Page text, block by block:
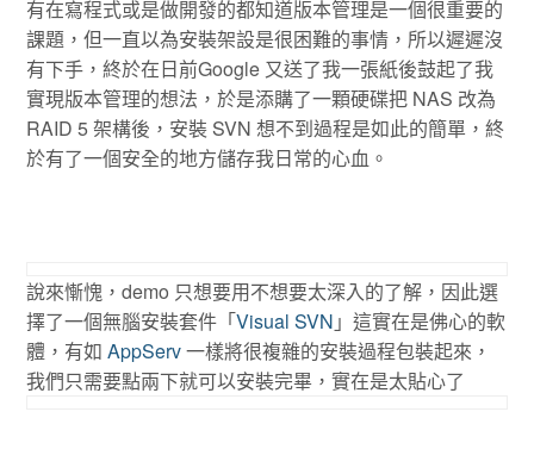
有在寫程式或是做開發的都知道版本管理是一個很重要的
課題，但一直以為安裝架設是很困難的事情，所以遲遲沒
有下手，終於在日前Google 又送了我一張紙後鼓起了我
實現版本管理的想法，於是添購了一顆硬碟把 NAS 改為
RAID 5 架構後，安裝 SVN 想不到過程是如此的簡單，終
於有了一個安全的地方儲存我日常的心血。
說來慚愧，demo 只想要用不想要太深入的了解，因此選
擇了一個無腦安裝套件「Visual SVN 」這實在是佛心的軟
體，有如AppServ一樣將很複雜的安裝過程包裝起來，
我們只需要點兩下就可以安裝完畢，實在是太貼心了